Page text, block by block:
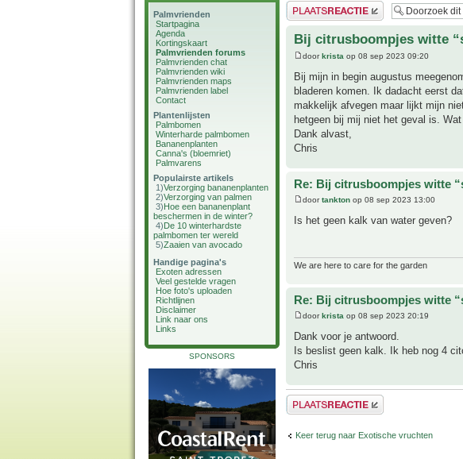
Palmvrienden
Startpagina
Agenda
Kortingskaart
Palmvrienden forums
Palmvrienden chat
Palmvrienden wiki
Palmvrienden maps
Palmvrienden label
Contact
Plantenlijsten
Palmbomen
Winterharde palmbomen
Bananenplanten
Canna's (bloemriet)
Palmvarens
Populairste artikels
1)Verzorging bananenplanten
2)Verzorging van palmen
3)Hoe een bananenplant
beschermen in de winter?
4)De 10 winterhardste
palmbomen ter wereld
5)Zaaien van avocado
Handige pagina's
Exoten adressen
Veel gestelde vragen
Hoe foto's uploaden
Richtlijnen
Disclaimer
Link naar ons
Links
SPONSORS
Plaats een reactie
Bij citrusboompjes witte
doorkrista op 08 sep 2023 09:20
Bij mijn in begin augustus
bladeren komen. Ik dadacht eerst
makkelijk afvegen maar lijkt mijn
hetgeen bij mij niet het geval is.
Dank alvast,
Chris
Re: Bij citrusboompjes witte
doortankton op 08 sep 2023 13:00
Is het geen kalk van water geven?
We are here to care for the garden
Re: Bij citrusboompjes witte
doorkrista op 08 sep 2023 20:19
Dank voor je antwoord.
Is beslist geen kalk. Ik heb nog 4
Chris
Plaats een reactie
Keer terug naar Exotische vruchten